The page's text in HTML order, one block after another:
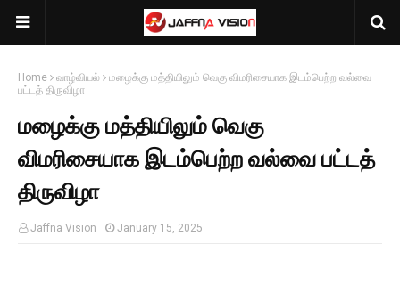
Home வாழ்வியல்
மழைக்கு மத்தியிலும் வெகு விமரிசையாக இடம்பெற்ற வல்வை
பட்டத் திருவிழா
மழைக்கு மத்தியிலும் வெகு
விமரிசையாக இடம்பெற்ற வல்வை பட்டத்
திருவிழா
Jaffna Vision January 15, 2025